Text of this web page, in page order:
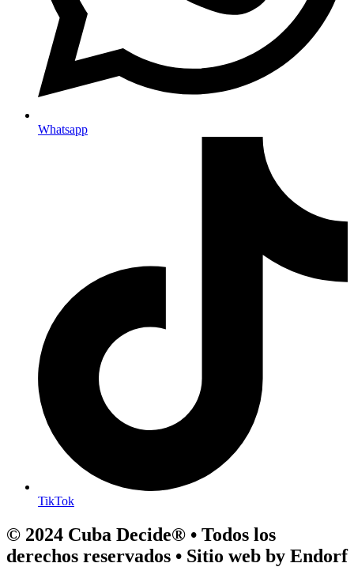
Whatsapp
TikTok
© 2024 Cuba Decide® • Todos los
derechos reservados • Sitio web by Endorf